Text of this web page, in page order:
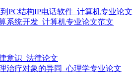
PC结构IP电话软件_计算机专业论文
系统开发_计算机专业论文范文
意识_法律论文
治疗对象的异同_心理学专业论文